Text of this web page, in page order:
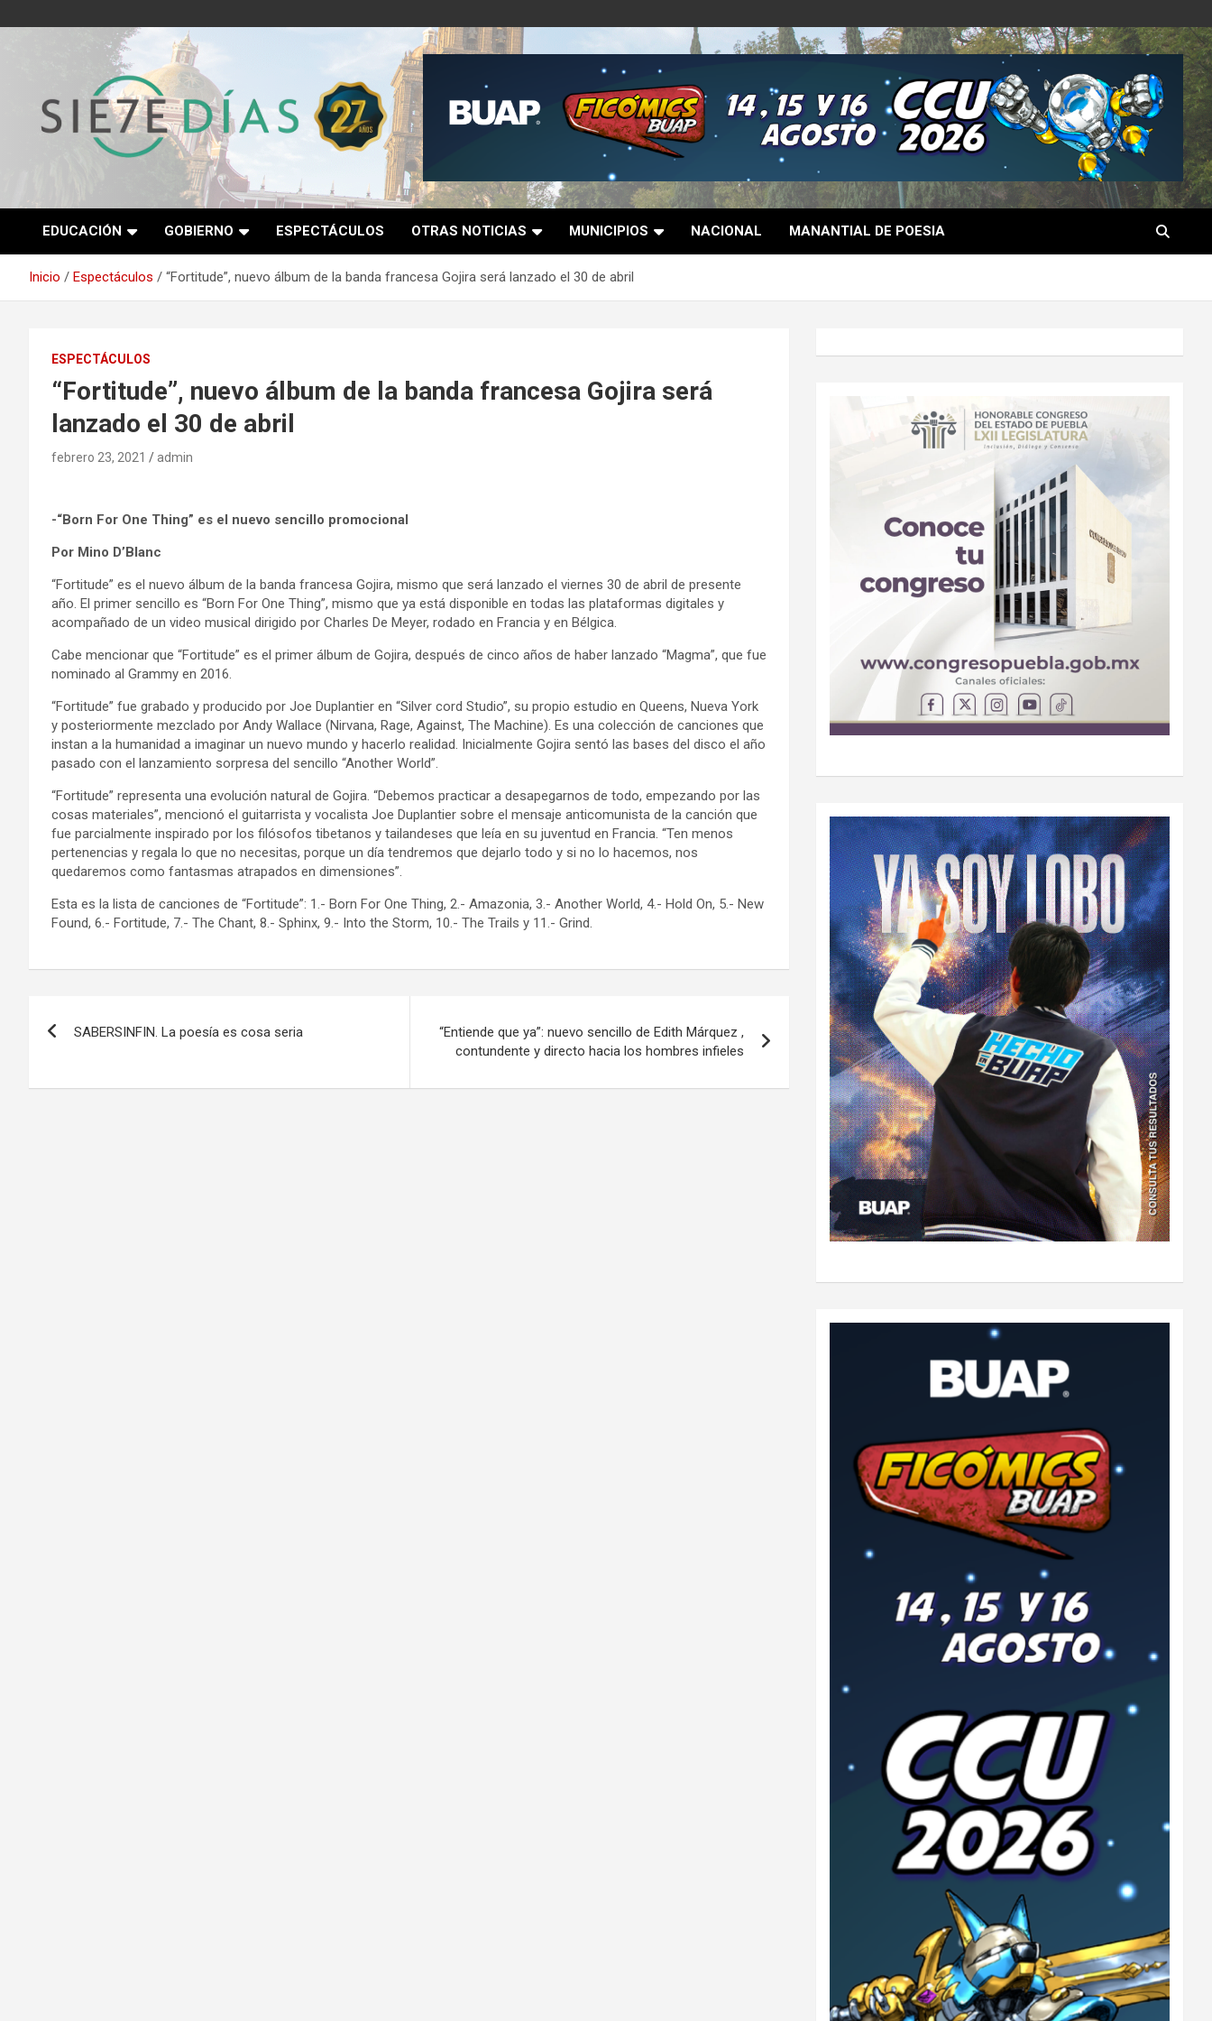
al
Semanario 7 Días
EDUCACIÓN GOBIERNO ESPECTÁCULOS OTRAS NOTICIAS MUNICIPIOS NACIONAL MANANTIAL DE POESIA
Inicio Espectáculos “Fortitude”, nuevo álbum de la banda francesa Gojira será lanzado el 30 de abril
ESPECTÁCULOS
“Fortitude”, nuevo álbum de la banda francesa Gojira será
lanzado el 30 de abril
febrero 23, 2021 admin
-“Born For One Thing” es el nuevo sencillo promocional
Por Mino D’Blanc
“Fortitude” es el nuevo álbum de la banda francesa Gojira, mismo que será lanzado el viernes 30 de abril de presente
año. El primer sencillo es “Born For One Thing”, mismo que ya está disponible en todas las plataformas digitales y
acompañado de un video musical dirigido por Charles De Meyer, rodado en Francia y en Bélgica.
Cabe mencionar que “Fortitude” es el primer álbum de Gojira, después de cinco años de haber lanzado “Magma”, que fue
nominado al Grammy en 2016.
“Fortitude” fue grabado y producido por Joe Duplantier en “Silver cord Studio”, su propio estudio en Queens, Nueva York
y posteriormente mezclado por Andy Wallace (Nirvana, Rage, Against, The Machine). Es una colección de canciones que
instan a la humanidad a imaginar un nuevo mundo y hacerlo realidad. Inicialmente Gojira sentó las bases del disco el año
pasado con el lanzamiento sorpresa del sencillo “Another World”.
“Fortitude” representa una evolución natural de Gojira. “Debemos practicar a desapegarnos de todo, empezando por las
cosas materiales”, mencionó el guitarrista y vocalista Joe Duplantier sobre el mensaje anticomunista de la canción que
fue parcialmente inspirado por los filósofos tibetanos y tailandeses que leía en su juventud en Francia. “Ten menos
pertenencias y regala lo que no necesitas, porque un día tendremos que dejarlo todo y si no lo hacemos, nos
quedaremos como fantasmas atrapados en dimensiones”.
Esta es la lista de canciones de “Fortitude”: 1.- Born For One Thing, 2.- Amazonia, 3.- Another World, 4.- Hold On, 5.- New
Found, 6.- Fortitude, 7.- The Chant, 8.- Sphinx, 9.- Into the Storm, 10.- The Trails y 11.- Grind.
entradas
SABERSINFIN. La poesía es cosa seria
“Entiende que ya”: nuevo sencillo de Edith Márquez ,
contundente y directo hacia los hombres infieles